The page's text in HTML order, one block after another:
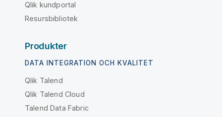
Qlik kundportal
Resursbibliotek
Produkter
DATA INTEGRATION OCH KVALITET
Qlik Talend
Qlik Talend Cloud
Talend Data Fabric